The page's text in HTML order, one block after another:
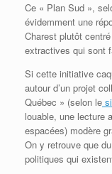
Ce « Plan Sud »,
évidemment une
Charest plutôt
extractives qui sont
Si cette initiative
autour d’un projet
Québec » (selon le
louable, une lecture
espacées) modère
On y retrouve que
politiques qui